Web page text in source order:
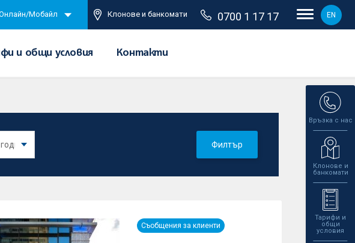
Мобайл Клонове и банкомати 0700 1 17 17 EN
и общи условия Контакти
Връзка с нас
Клонове и
банкомати
Тарифи и
общи
условия
Филтър
Съобщения за клиенти